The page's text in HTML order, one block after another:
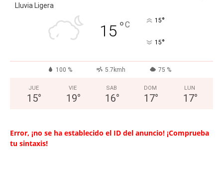
Lluvia Ligera
15 °C 15°
15°
100 % 5.7kmh 75 %
JUE
15°
VIE
19°
SAB
16°
DOM
17°
LUN
17°
Error, ¡no se ha establecido el ID del anuncio! ¡Comprueba
tu sintaxis!